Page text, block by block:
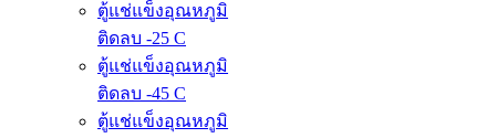
ตู้แช่แข็งอุณหภูมิ
ติดลบ -25 C
ตู้แช่แข็งอุณหภูมิ
ติดลบ -45 C
ตู้แช่แข็งอุณหภูมิ